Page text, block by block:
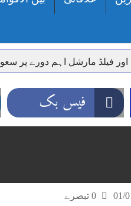
فیلڈ مارشل اہم دورے پر
کارڈ بلاک،عدالت کا
ندیم ناصر کا دورہء
اور کوٹلی ستیاں کے نظر
مکمل فوجی اعزاز کے ساتھ
فیس بک
01/